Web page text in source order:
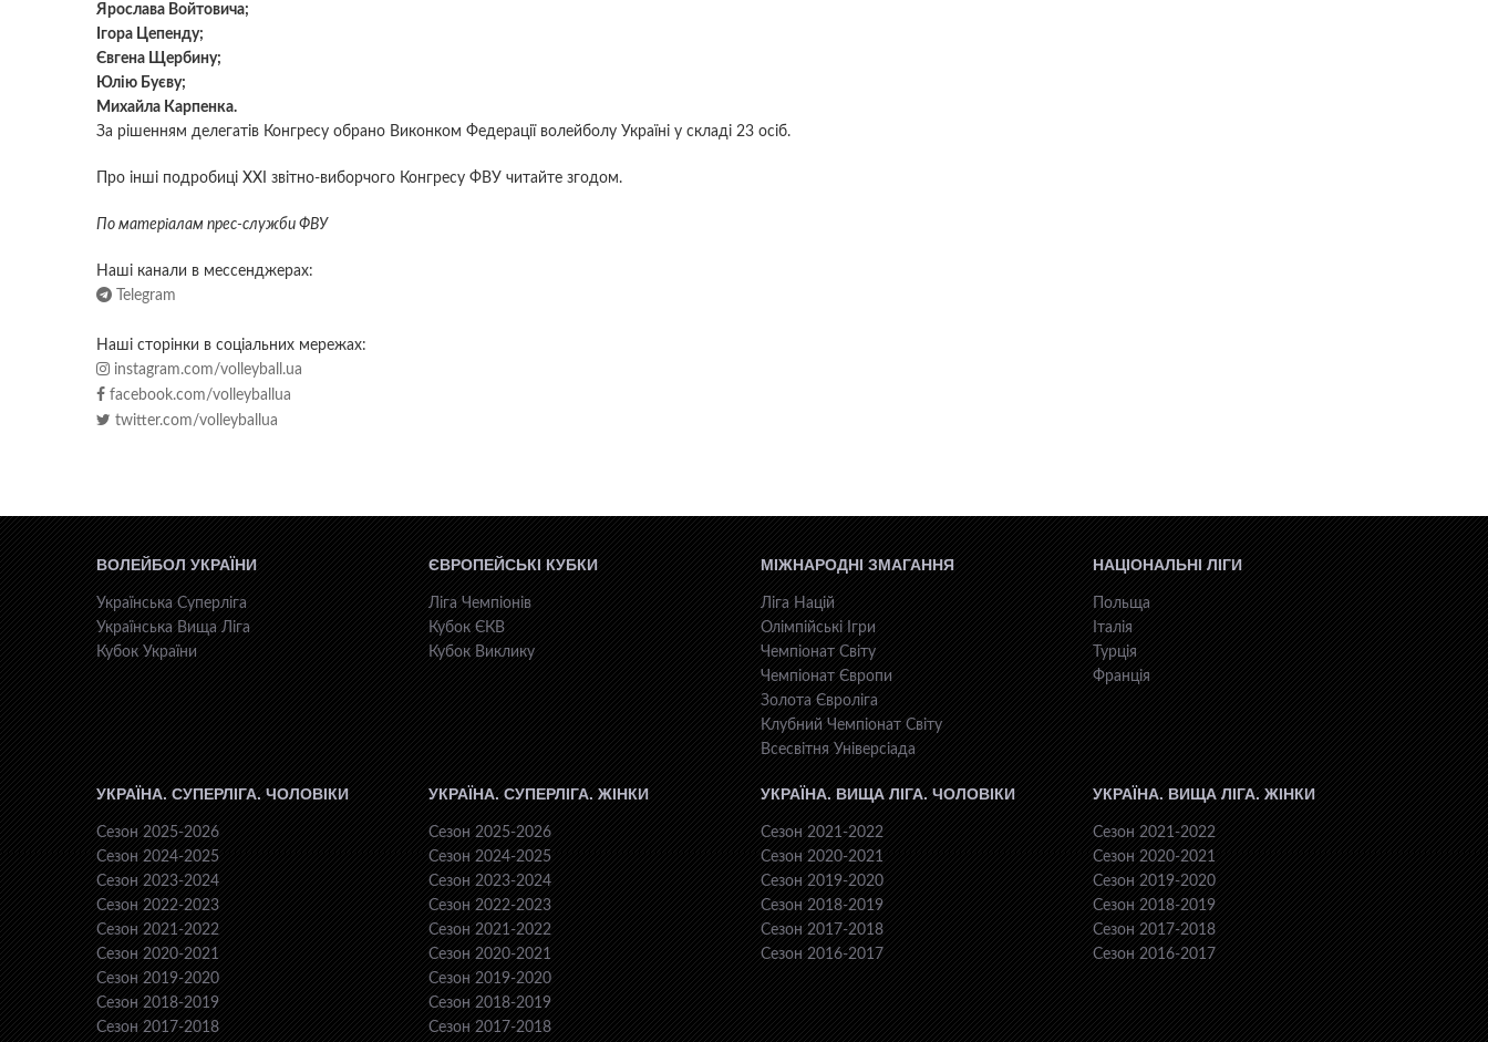
Ярослава Войтовича;
Ігора Цепенду;
Євгена Щербину;
Юлію Буєву;
Михайла Карпенка.
За рішенням делегатів Конгресу обрано Виконком Федерації волейболу Україні у складі 23 осіб.
Про інші подробиці ХХІ звітно-виборчого Конгресу ФВУ читайте згодом.
По матерiалам прес-служби ФВУ
Наші канали в мессенджерах:
Telegram
Наші сторінки в соціальних мережах:
instagram.com/volleyball.ua
facebook.com/volleyballua
twitter.com/volleyballua
ВОЛЕЙБОЛ УКРАЇНИ
Українська Суперліга
Українська Вища Ліга
Кубок України
ЄВРОПЕЙСЬКІ КУБКИ
Ліга Чемпіонів
Кубок ЄКВ
Кубок Виклику
МІЖНАРОДНІ ЗМАГАННЯ
Ліга Націй
Олімпійські Ігри
Чемпіонат Світу
Чемпіонат Європи
Золота Євроліга
Клубний Чемпіонат Світу
Всесвiтня Унiверсiaда
НАЦІОНАЛЬНІ ЛІГИ
Польща
Італія
Турція
Франція
УКРАЇНА. СУПЕРЛІГА. ЧОЛОВІКИ
Сезон 2025-2026
Сезон 2024-2025
Сезон 2023-2024
Сезон 2022-2023
Сезон 2021-2022
Сезон 2020-2021
Сезон 2019-2020
Сезон 2018-2019
Сезон 2017-2018
УКРАЇНА. СУПЕРЛІГА. ЖІНКИ
Сезон 2025-2026
Сезон 2024-2025
Сезон 2023-2024
Сезон 2022-2023
Сезон 2021-2022
Сезон 2020-2021
Сезон 2019-2020
Сезон 2018-2019
Сезон 2017-2018
УКРАЇНА. ВИЩА ЛІГА. ЧОЛОВІКИ
Сезон 2021-2022
Сезон 2020-2021
Сезон 2019-2020
Сезон 2018-2019
Сезон 2017-2018
Сезон 2016-2017
УКРАЇНА. ВИЩА ЛІГА. ЖІНКИ
Сезон 2021-2022
Сезон 2020-2021
Сезон 2019-2020
Сезон 2018-2019
Сезон 2017-2018
Сезон 2016-2017